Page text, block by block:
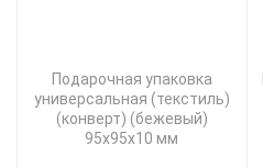
Подарочная упаковка
универсальная (текстиль)
(конверт) (бежевый)
95х95х10 мм